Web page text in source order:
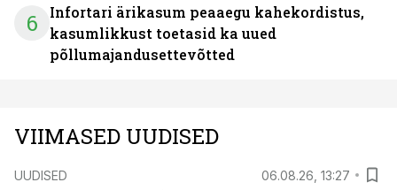
6
Infortari ärikasum peaaegu kahekordistus,
kasumlikkust toetasid ka uued
põllumajandusettevõtted
VIIMASED UUDISED
UUDISED 06.08.26, 13:27